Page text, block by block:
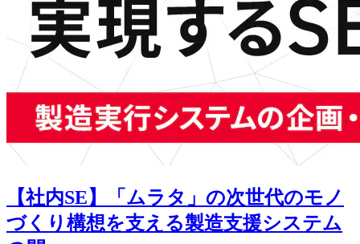
【社内SE】「ムラタ」の次世代のモノ
づくり構想を支える製造支援システム